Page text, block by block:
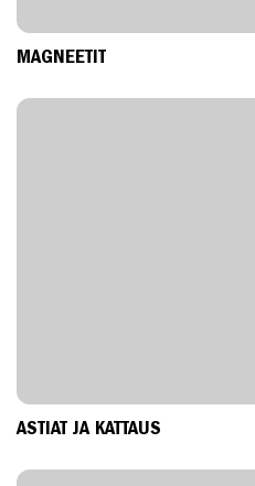
MAGNEETIT
ASTIAT JA KATTAUS